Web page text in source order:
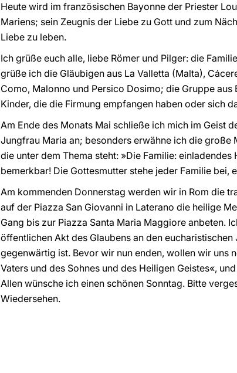
Heute wird im französischen Bayonne der Priester
Mariens; sein Zeugnis der Liebe zu Gott und zum
Liebe zu leben.
Ich grüße euch alle, liebe Römer und Pilger: die
grüße ich die Gläubigen aus La Valletta (Malta),
Como, Malonno und Persico Dosimo; die Gruppe
Kinder, die die Firmung empfangen haben oder sich
Am Ende des Monats Mai schließe ich mich im Geist
Jungfrau Maria an; besonders erwähne ich die
die unter dem Thema steht: »Die Familie:
bemerkbar! Die Gottesmutter stehe jeder Familie bei,
Am kommenden Donnerstag werden wir in Rom die
auf der Piazza San Giovanni in Laterano die heilige
Gang bis zur Piazza Santa Maria Maggiore anbeten.
öffentlichen Akt des Glaubens an den
gegenwärtig ist. Bevor wir nun enden, wollen wir uns
Vaters und des Sohnes und des Heiligen Geistes«,
Allen wünsche ich einen schönen Sonntag. Bitte
Wiedersehen.